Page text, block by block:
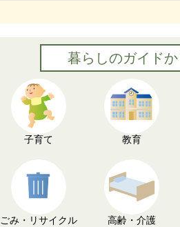
暮らしのガイド
子育て 教育
ごみ・リサイクル 高齢・介護